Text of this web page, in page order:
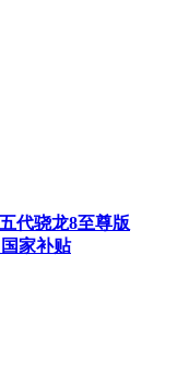
代骁龙8至尊版
家补贴